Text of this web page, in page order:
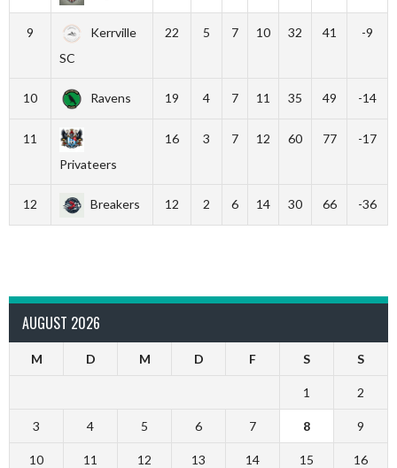
9
Kerrville
SC
22 5 7 10 32 41 -9
10 Ravens 19 4 7 11 35 49 -14
11
Privateers
16 3 7 12 60 77 -17
12 Breakers 12 2 6 14 30 66 -36
AUGUST 2026
M D M D F S S
1 2
3 4 5 6 7 8 9
10 11 12 13 14 15 16